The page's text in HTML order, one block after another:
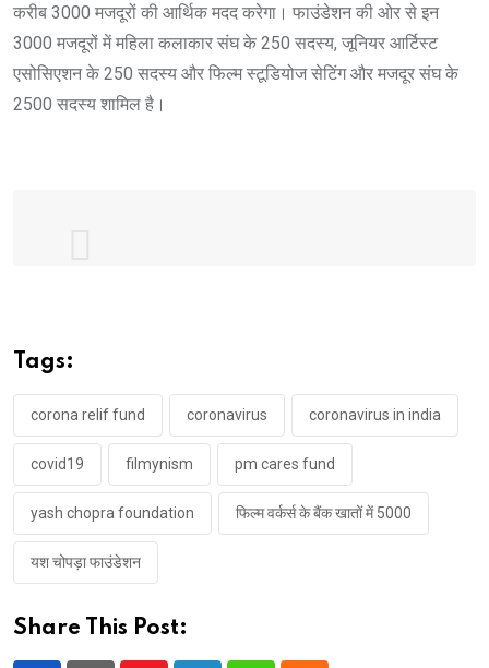
करीब 3000 मजदूरों की आर्थिक मदद करेगा। फाउंडेशन की ओर से इन
3000 मजदूरों में महिला कलाकार संघ के 250 सदस्य, जूनियर आर्टिस्ट
एसोसिएशन के 250 सदस्य और फिल्म स्टूडियोज सेटिंग और मजदूर संघ के
2500 सदस्य शामिल है।
industry… Will transfer ₹ 5,000 per person
OFFICIAL STATEMENT…
#YRF
#CoronaVirus#COVID19
#COVID19Pandemic
pic.twitter.com/vIcGxjEaLe
— taran adarsh (@taran_adarsh)April 3,
2020
Tags:
corona relif fund coronavirus coronavirus in india
covid19 filmynism pm cares fund
yash chopra foundation फिल्म वर्कर्स के बैंक खातों में 5000
यश चोपड़ा फाउंडेशन
Share This Post: